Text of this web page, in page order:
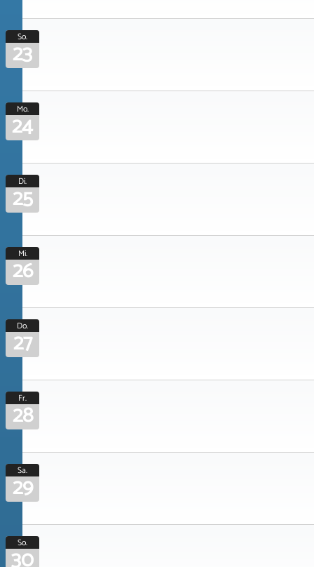
So.
23
Mo.
24
Di.
25
Mi.
26
Do.
27
Fr.
28
Sa.
29
So.